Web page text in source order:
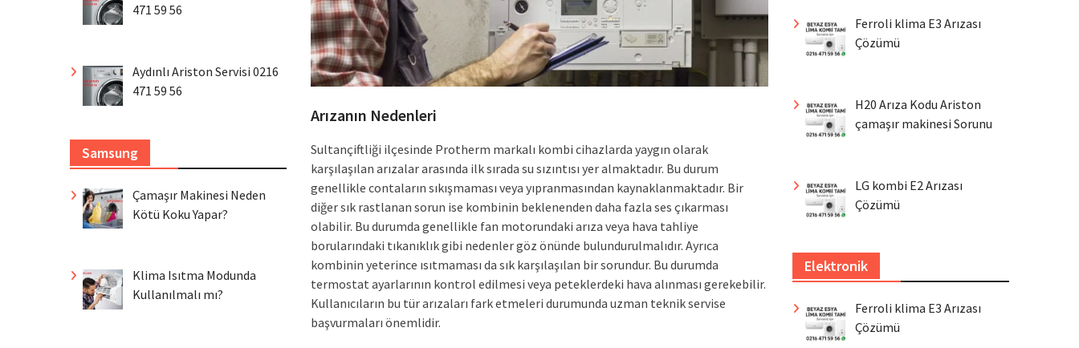
Arızanın Nedenleri
Sultançiftliği ilçesinde Protherm markalı kombi cihazlarda yaygın olarak
karşılaşılan arızalar arasında ilk sırada su sızıntısı yer almaktadır. Bu durum
genellikle contaların sıkışmaması veya yıpranmasından kaynaklanmaktadır. Bir
diğer sık rastlanan sorun ise kombinin beklenenden daha fazla ses çıkarması
olabilir. Bu durumda genellikle fan motorundaki arıza veya hava tahliye
borularındaki tıkanıklık gibi nedenler göz önünde bulundurulmalıdır. Ayrıca
kombinin yeterince ısıtmaması da sık karşılaşılan bir sorundur. Bu durumda
termostat ayarlarının kontrol edilmesi veya peteklerdeki hava alınması gerekebilir.
Kullanıcıların bu tür arızaları fark etmeleri durumunda uzman teknik servise
başvurmaları önemlidir.
Ferroli klima E3 Arızası
Çözümü
H20 Arıza Kodu Ariston
çamaşır makinesi Sorunu
LG kombi E2 Arızası
Çözümü
Elektronik
Ferroli klima E3 Arızası
Çözümü
471 59 56
Aydınlı Ariston Servisi 0216
471 59 56
Samsung
Çamaşır Makinesi Neden
Kötü Koku Yapar?
Klima Isıtma Modunda
Kullanılmalı mı?